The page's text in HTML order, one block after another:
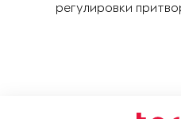
регулировки